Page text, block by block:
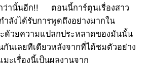
กว่านั้นอีก!! ตอนนี้การ์ตูนเรื่องสาว
ลังได้รับการพูดถึงอย่างมากใน
ด้วยความแปลกประหลาดของมันนั้น
นเลยทีเดียวหลังจากที่ได้ชมตัวอย่าง
ะเรื่องนี้เป็นผลงานจาก